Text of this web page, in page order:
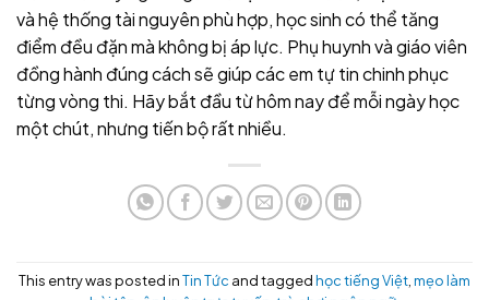
và hệ thống tài nguyên phù hợp, học sinh có thể tăng
điểm đều đặn mà không bị áp lực. Phụ huynh và giáo viên
đồng hành đúng cách sẽ giúp các em tự tin chinh phục
từng vòng thi. Hãy bắt đầu từ hôm nay để mỗi ngày học
một chút, nhưng tiến bộ rất nhiều.
This entry was posted inTin Tức and taggedhọc tiếng Việt mẹo làm